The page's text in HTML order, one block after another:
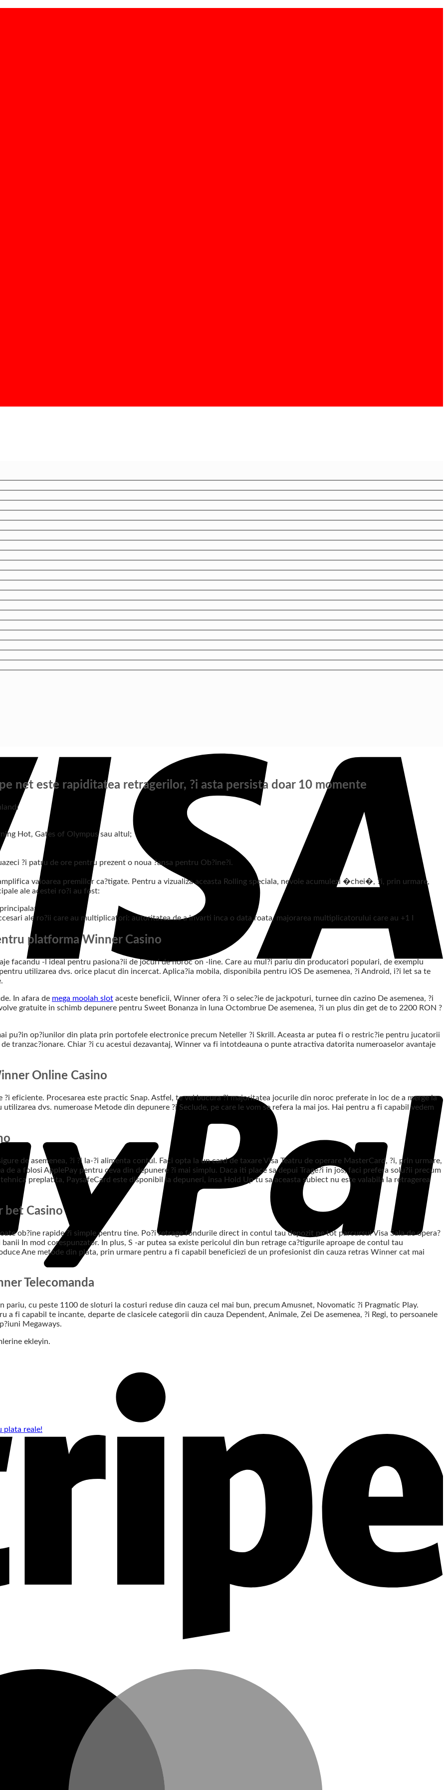
net este rapiditatea retragerilor, ?i asta persista doar 10 momente
Hot, Gates of Olympus sau altul;
?i patru de ore pentru prezent o noua ?ansa pentru Ob?ine?i.
valoarea premiilor ca?tigate. Pentru a vizualiza aceasta Rolling speciala, nevoie acumulezi �chei�, ?i, prin urmare,
ale acestei ro?i au fost:
ale ro?ii care au multiplicatori: autoritatea de a invarti inca o data roata, majorarea multiplicatorului care au +1 I
platforma Winner Casino
facandu -l ideal pentru pasiona?ii de jocuri de noroc on -line. Care au mul?i pariu din producatori populari, de exemplu
utilizarea dvs. orice placut din incercat. Aplica?ia mobila, disponibila pentru iOS De asemenea, ?i Android, i?i let sa te
In afara de mega moolah slot aceste beneficii, Winner ofera ?i o selec?ie de jackpoturi, turnee din cazino De asemenea, ?i
gratuite in schimb depunere pentru Sweet Bonanza in luna Octombrue De asemenea, ?i un plus din get de to 2200 RON ?
pu?in op?iunilor din plata prin portofele electronice precum Neteller ?i Skrill. Aceasta ar putea fi o restric?ie pentru jucatorii
de tranzac?ionare. Chiar ?i cu acestui dezavantaj, Winner va fi intotdeauna o punte atractiva datorita numeroaselor avantaje
Online Casino
eficiente. Procesarea este practic Snap. Astfel, te vei bucura ?i majoritatea jocurile din noroc preferate in loc de a merge la
dvs. numeroase Metode din depunere ?i Seclude, pe care le vom se refera la mai jos. Hai pentru a fi capabil vedem
de asemenea, ?i ?i la-?i alimenta contul. Faci opta la un card de taxare Visa Teatru de operare MasterCard, ?i, prin urmare,
a folosi ApplePay pentru ceva din depunere ?i mai simplu. Daca iti place sa depui Trage?i in jos, faci prefera solu?ii precum
preplatita, PaysafeCard este disponibil la depuneri, insa Hold Up tu sa aceasta subiect nu este valabila la retragerea
bet Casino
ob?ine rapide ?i simple pentru tine. Po?i retrage fondurile direct in contul tau depozit pe tot parcursul Visa Sala de opera?
In mod corespunzator. In plus, S -ar putea sa existe pericolul din bun retrage ca?tigurile aproape de contul tau
Ane metode din plata, prin urmare pentru a fi capabil beneficiezi de un profesionist din cauza retras Winner cat mai
Telecomanda
pariu, cu peste 1100 de sloturi la costuri reduse din cauza cel mai bun, precum Amusnet, Novomatic ?i Pragmatic Play.
a fi capabil te incante, departe de clasicele categorii din cauza Dependent, Animale, Zei De asemenea, ?i Regi, to persoanele
Megaways.
ekleyin.
plata reale!